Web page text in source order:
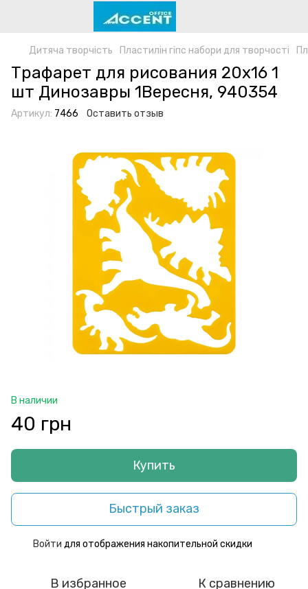
Дитяча творчість Пластилін гіпс набори для творчості
Трафарет для рисования 20х16 1
шт Динозавры 1Вересня, 940354
Артикул: 7466 Оставить отзыв
В наличии
40 грн
Купить
Быстрый заказ
Войти для отображения накопительной скидки
В избранное К сравнению